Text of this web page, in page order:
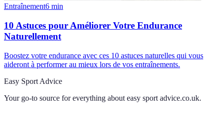
Entraînement6 min
10 Astuces pour Améliorer Votre Endurance
Naturellement
Boostez votre endurance avec ces 10 astuces naturelles qui vous
aideront à performer au mieux lors de vos entraînements.
Easy Sport Advice
Your go-to source for everything about easy sport advice.co.uk.